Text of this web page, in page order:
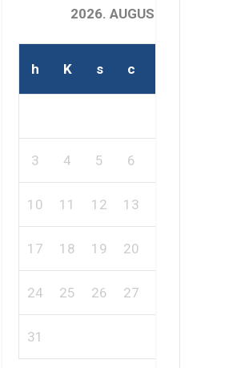
2026. AUGUSZTUS
h K s c
3 4 5 6
10 11 12 13
17 18 19 20
24 25 26 27
31